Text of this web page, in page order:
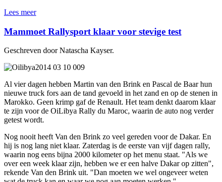
Lees meer
Mammoet Rallysport klaar voor stevige test
Geschreven door Natascha Kayser.
Al vier dagen hebben Martin van den Brink en Pascal de Baar hun
nieuwe truck fors aan de tand gevoeld in het zand en op de stenen in
Marokko. Geen krimp gaf de Renault. Het team denkt daarom klaar
te zijn voor de OiLibya Rally du Maroc, waarin de auto nog verder
getest wordt.
Nog nooit heeft Van den Brink zo veel gereden voor de Dakar. En
hij is nog lang niet klaar. Zaterdag is de eerste van vijf dagen rally,
waarin nog eens bijna 2000 kilometer op het menu staat. "Als we
over een week klaar zijn, hebben we er een halve Dakar op zitten",
rekende Van den Brink uit. "Dan moeten we wel ongeveer weten